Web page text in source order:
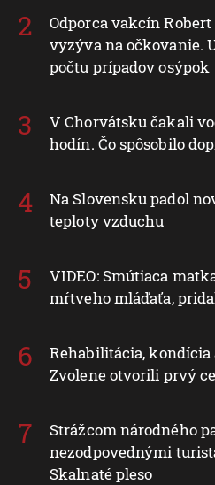
Odporca vakcín
vyzýva na očkovanie.
počtu prípadov osýpok
V Chorvátsku čakali
hodín. Čo spôsobilo
Na Slovensku padol
teploty vzduchu
VIDEO: Smútiaca
mŕtveho mláďaťa,
Rehabilitácia, kondícia
Zvolene otvorili prvý
Strážcom národného
nezodpovednými
Skalnaté pleso